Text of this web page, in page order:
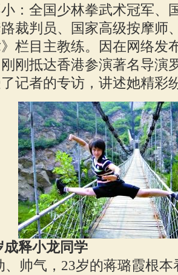
：全国少林拳武术冠军、
裁判员、国家高级按摩师
栏目主教练。因在网络发
刚抵达香港参演著名导演
记者的专访，讲述她精彩
释小龙同学
、帅气，23岁的蒋璐霞根